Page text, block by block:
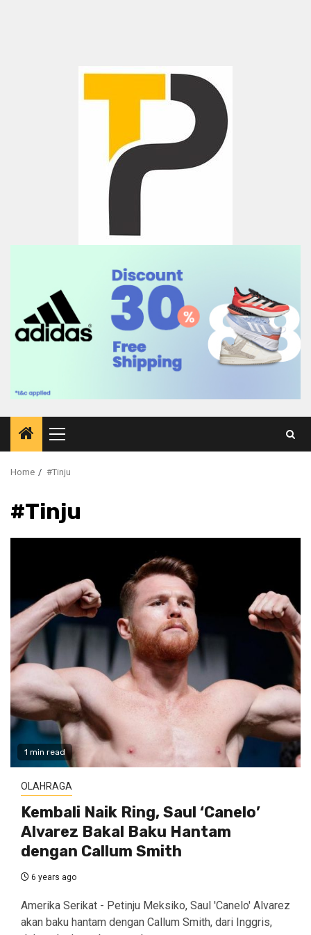
Primary
Menu
Home #Tinju
#Tinju
1 min read
OLAHRAGA
Kembali Naik Ring, Saul ‘Canelo’
Alvarez Bakal Baku Hantam
dengan Callum Smith
6 years ago
Amerika Serikat - Petinju Meksiko, Saul 'Canelo' Alvarez
akan baku hantam dengan Callum Smith, dari Inggris,